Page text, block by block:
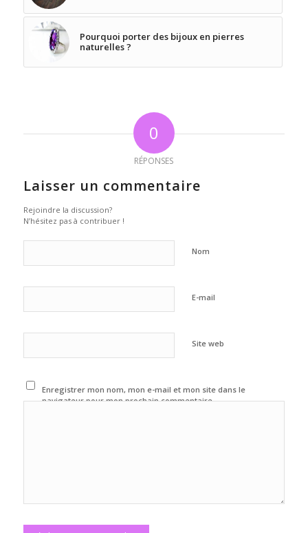
Pourquoi porter des bijoux en pierres
naturelles ?
0
RÉPONSES
Laisser un commentaire
Rejoindre la discussion?
N’hésitez pas à contribuer !
Nom
E-mail
Site web
Enregistrer mon nom, mon e-mail et mon site dans le
navigateur pour mon prochain commentaire.